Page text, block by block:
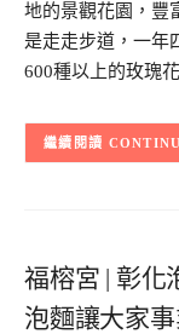
地的景觀花園，豐
是走走步道，一年
600種以上的玫瑰
福榕宮 | 彰化
泡麵讓大家